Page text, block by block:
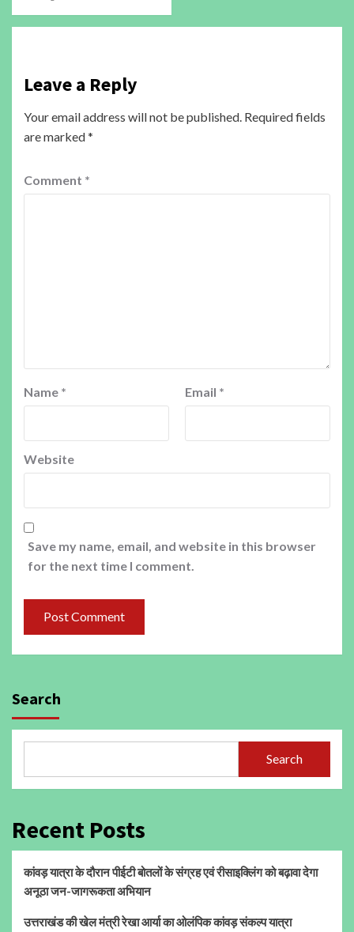
Leave a Reply
Your email address will not be published. Required fields
are marked*
Comment *
Name * Email *
Website
Save my name, email, and website in this browser
for the next time I comment.
Search
Search
Recent Posts
कांवड़ यात्रा के दौरान पीईटी बोतलों के संग्रह एवं रीसाइक्लिंग को बढ़ावा देगा
अनूठा जन-जागरूकता अभियान
उत्तराखंड की खेल मंत्री रेखा आर्या का ओलंपिक कांवड़ संकल्प यात्रा